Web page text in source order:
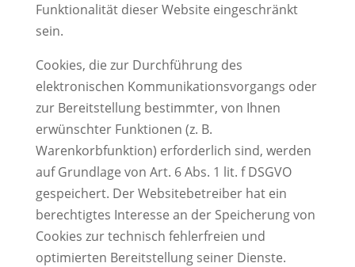
Funktionalität dieser Website eingeschränkt
sein.
Cookies, die zur Durchführung des
elektronischen Kommunikationsvorgangs oder
zur Bereitstellung bestimmter, von Ihnen
erwünschter Funktionen (z. B.
Warenkorbfunktion) erforderlich sind, werden
auf Grundlage von Art. 6 Abs. 1 lit. f DSGVO
gespeichert. Der Websitebetreiber hat ein
berechtigtes Interesse an der Speicherung von
Cookies zur technisch fehlerfreien und
optimierten Bereitstellung seiner Dienste.